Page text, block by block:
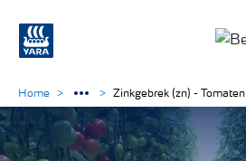
Home Zinkgebrek (zn) - Tomaten